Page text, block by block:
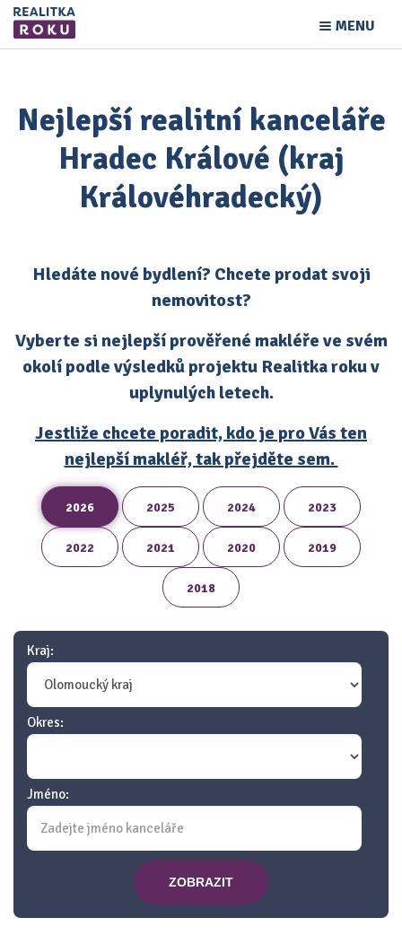
MENU
Nejlepší realitní kanceláře
Hradec Králové (kraj
Královéhradecký)
Hledáte nové bydlení? Chcete prodat svoji
nemovitost?
Vyberte si nejlepší prověřené makléře ve svém
okolí podle výsledků projektu Realitka roku v
uplynulých letech.
Jestliže chcete poradit, kdo je pro Vás ten
nejlepší makléř, tak přejděte sem.
2026 2025 2024 2023
2022 2021 2020 2019
2018
Kraj:
Okres:
Jméno:
ZOBRAZIT